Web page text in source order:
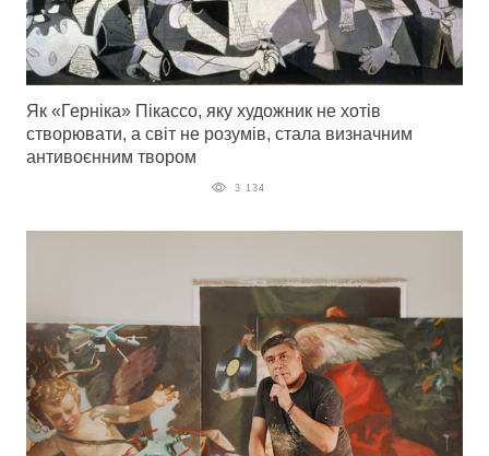
Як «Герніка» Пікассо, яку художник не хотів
створювати, а світ не розумів, стала визначним
антивоєнним твором
3 134